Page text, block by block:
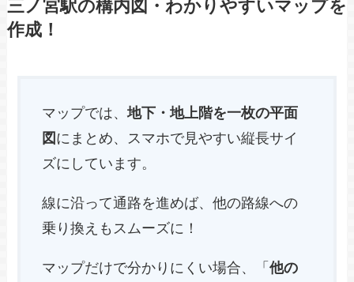
三ノ宮駅の構内図・わかりやすいマップを
作成！
マップでは、地下・地上階を一枚の平面
図 にまとめ、スマホで見やすい縦長サイ
ズにしています。
線に沿って通路を進めば、他の路線への
乗り換えもスムーズに！
マップだけで分かりにくい場合、「他の